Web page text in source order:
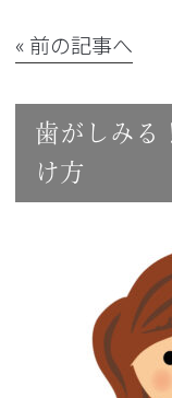
« 前の記事へ
歯がしみる
け方